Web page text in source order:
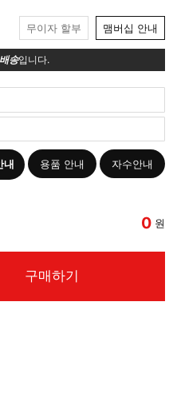
무이자 할부 맴버십 안내
송입니다.
내 용품 안내 자수안내
0 원
구매하기